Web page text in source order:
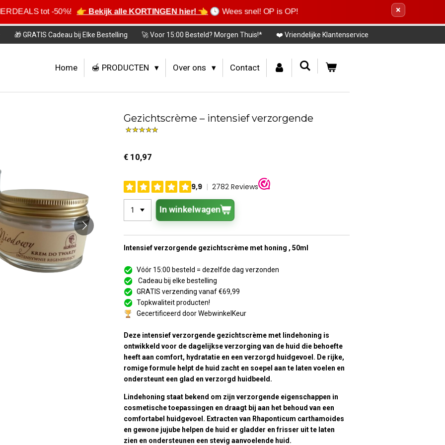
tot -50%! 👉 Bekijk alle KORTINGEN hier! 👈 🕓 Wees snel! OP is OP! ×
🎁 GRATIS Cadeau bij Elke Bestelling 🚀 Voor 15:00 Besteld? Morgen Thuis!* ❤️ Vriendelijke Klantenservice
Home 🍯 PRODUCTEN Over ons Contact
Gezichtscrème – intensief verzorgende
€ 10,97
In winkelwagen
Intensief verzorgende gezichtscrème met honing , 50ml
Vóór 15:00 besteld = dezelfde dag verzonden
Cadeau bij elke bestelling
GRATIS verzending vanaf €69,99
Topkwaliteit producten!
Gecertificeerd door WebwinkelKeur
Deze intensief verzorgende gezichtscrème met lindehoning is
ontwikkeld voor de dagelijkse verzorging van de huid die behoefte
heeft aan comfort, hydratatie en een verzorgd huidgevoel. De rijke,
romige formule helpt de huid zacht en soepel aan te laten voelen en
ondersteunt een glad en verzorgd huidbeeld.
Lindehoning staat bekend om zijn verzorgende eigenschappen in
cosmetische toepassingen en draagt bij aan het behoud van een
comfortabel huidgevoel. Extracten van Rhaponticum carthamoides
en gewone jujube helpen de huid er gladder en frisser uit te laten
zien en ondersteunen een stevig aanvoelende huid.